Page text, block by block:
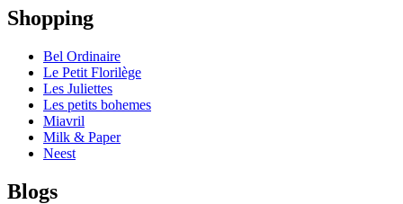
Shopping
Bel Ordinaire
Le Petit Florilège
Les Juliettes
Les petits bohemes
Miavril
Milk & Paper
Neest
Blogs